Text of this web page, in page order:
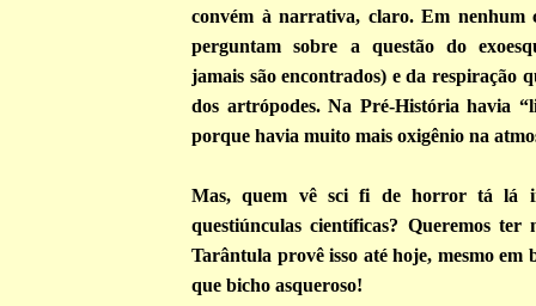
convém à narrativa, claro. Em nenhum
perguntam sobre a questão do
jamais são encontrados) e da respiração
dos artrópodes. Na Pré-História havia
porque havia muito mais oxigênio na
Mas, quem vê sci fi de horror tá lá
questiúnculas científicas? Queremos ter
Tarântula provê isso até hoje, mesmo em
que bicho asqueroso!